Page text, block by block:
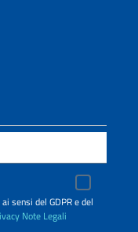
sensi del GDPR e del
Note Legali